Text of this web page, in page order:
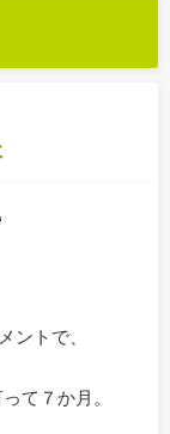
ントで、
て７か月。